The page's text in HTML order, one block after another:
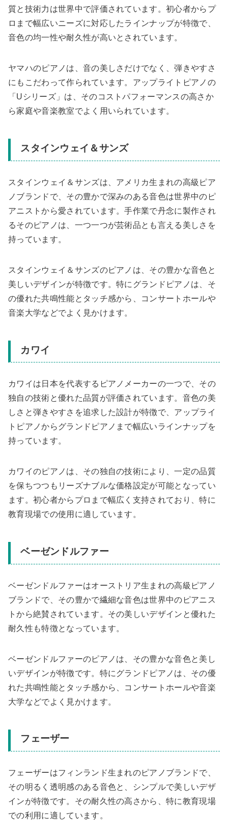
質と技術力は世界中で評価されています。初心者からプ
ロまで幅広いニーズに対応したラインナップが特徴で、
音色の均一性や耐久性が高いとされています。
ヤマハのピアノは、音の美しさだけでなく、弾きやすさ
にもこだわって作られています。アップライトピアノの
「Uシリーズ」は、そのコストパフォーマンスの高さか
ら家庭や音楽教室でよく用いられています。
スタインウェイ＆サンズ
スタインウェイ＆サンズは、アメリカ生まれの高級ピア
ノブランドで、その豊かで深みのある音色は世界中のピ
アニストから愛されています。手作業で丹念に製作され
るそのピアノは、一つ一つが芸術品とも言える美しさを
持っています。
スタインウェイ＆サンズのピアノは、その豊かな音色と
美しいデザインが特徴です。特にグランドピアノは、そ
の優れた共鳴性能とタッチ感から、コンサートホールや
音楽大学などでよく見かけます。
カワイ
カワイは日本を代表するピアノメーカーの一つで、その
独自の技術と優れた品質が評価されています。音色の美
しさと弾きやすさを追求した設計が特徴で、アップライ
トピアノからグランドピアノまで幅広いラインナップを
持っています。
カワイのピアノは、その独自の技術により、一定の品質
を保ちつつもリーズナブルな価格設定が可能となってい
ます。初心者からプロまで幅広く支持されており、特に
教育現場での使用に適しています。
ベーゼンドルファー
ベーゼンドルファーはオーストリア生まれの高級ピアノ
ブランドで、その豊かで繊細な音色は世界中のピアニス
トから絶賛されています。その美しいデザインと優れた
耐久性も特徴となっています。
ベーゼンドルファーのピアノは、その豊かな音色と美し
いデザインが特徴です。特にグランドピアノは、その優
れた共鳴性能とタッチ感から、コンサートホールや音楽
大学などでよく見かけます。
フェーザー
フェーザーはフィンランド生まれのピアノブランドで、
その明るく透明感のある音色と、シンプルで美しいデザ
インが特徴です。その耐久性の高さから、特に教育現場
での利用に適しています。